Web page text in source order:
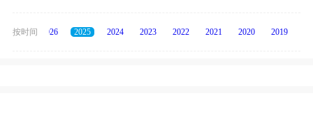
按时间
全部 2026 2025 2024 2023 2022 2021 2020 2019